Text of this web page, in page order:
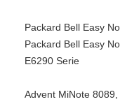
Packard Bell Easy
Packard Bell Easy
E6290 Serie
Advent MiNote